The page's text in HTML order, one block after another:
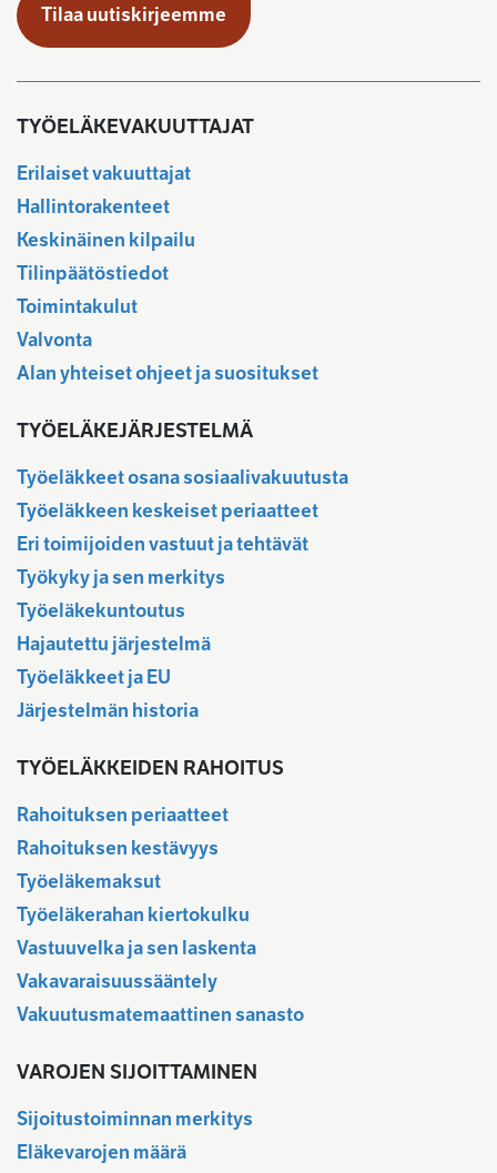
Tilaa uutiskirjeemme
TYÖELÄKEVAKUUTTAJAT
Erilaiset vakuuttajat
Hallintorakenteet
Keskinäinen kilpailu
Tilinpäätöstiedot
Toimintakulut
Valvonta
Alan yhteiset ohjeet ja suositukset
TYÖELÄKEJÄRJESTELMÄ
Työeläkkeet osana sosiaalivakuutusta
Työeläkkeen keskeiset periaatteet
Eri toimijoiden vastuut ja tehtävät
Työkyky ja sen merkitys
Työeläkekuntoutus
Hajautettu järjestelmä
Työeläkkeet ja EU
Järjestelmän historia
TYÖELÄKKEIDEN RAHOITUS
Rahoituksen periaatteet
Rahoituksen kestävyys
Työeläkemaksut
Työeläkerahan kiertokulku
Vastuuvelka ja sen laskenta
Vakavaraisuussääntely
Vakuutusmatemaattinen sanasto
VAROJEN SIJOITTAMINEN
Sijoitustoiminnan merkitys
Eläkevarojen määrä